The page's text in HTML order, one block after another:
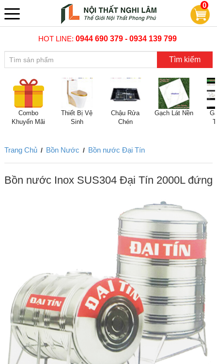
0
HOT LINE:0944 690 379 - 0934 139 799
Tìm kiếm
Combo
Khuyến Mãi
Thiết Bị Vệ
Sinh
Chậu Rửa
Chén
Gạch Lát Nền
Trang Chủ / Bồn Nước / Bồn nước Đại Tín
Bồn nước Inox SUS304 Đại Tín 2000L đứng